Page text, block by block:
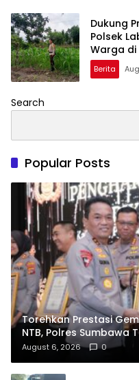
Dukung
Polsek
Warga di
Berita
Search
Popular Posts
Torehkan Prestasi
NTB, Polres Sumbawa
Pelayanan Prima Kapolri
August 6, 2026 0